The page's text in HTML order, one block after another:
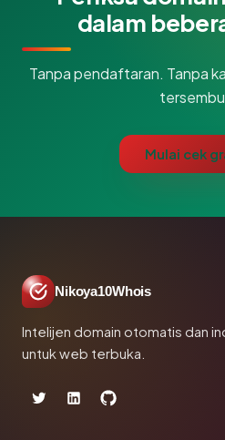
dalam
Tanpa pendaftaran. Tanpa
Mulai cek
Nikoya10Whois
Intelijen domain otomatis dan
untuk web terbuka.